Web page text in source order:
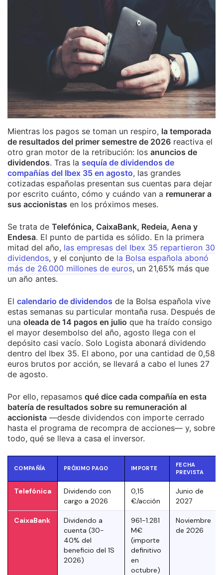
Mientras los pagos se toman un respiro, la temporada
de resultados del primer semestre de 2026 reactiva el
otro gran motor de la retribución: los anuncios de
dividendos. Tras la sequía de dividendos de
compañías del Ibex 35 en agosto, las grandes
cotizadas españolas presentan sus cuentas para dejar
por escrito cuánto, cómo y cuándo van a remunerar a
sus accionistas en los próximos meses.
Se trata de Telefónica, CaixaBank, Redeia, Aena y
Endesa. El punto de partida es sólido. En la primera
mitad del año, las empresas del Ibex 35 repartieron 30
dividendos, y el conjunto de la Bolsa española abonó
más de 26.000 millones de euros, un 21,65% más que
un año antes.
El calendario de dividendos de la Bolsa española vive
estas semanas su particular montaña rusa. Después de
una oleada de 14 pagos en julio que ha traído consigo
el mayor desembolso del año, agosto llega con el
depósito casi vacío. Solo Logista abonará dividendo
dentro del Ibex 35. El abono, por una cantidad de 0,58
euros brutos por acción, se llevará a cabo el lunes 27
de agosto.
Por ello, repasamos qué dice cada compañía en esta
batería de resultados sobre su remuneración al
accionista —desde dividendos con importe cerrado
hasta el programa de recompra de acciones— y, sobre
todo, qué se lleva a casa el inversor.
COMPAÑÍA PRÓXIMO PAGO IMPORTE
FECHA
PREVISTA
Telefónica
Dividendo con
cargo a 2026
0,15
€/acción
Junio de
2027
CaixaBank
Dividendo a
cuenta (30-
40% del
beneficio del 1S
2026)
961-1.281
M€
(importe
definitivo
en
octubre)
Noviembre
de 2026